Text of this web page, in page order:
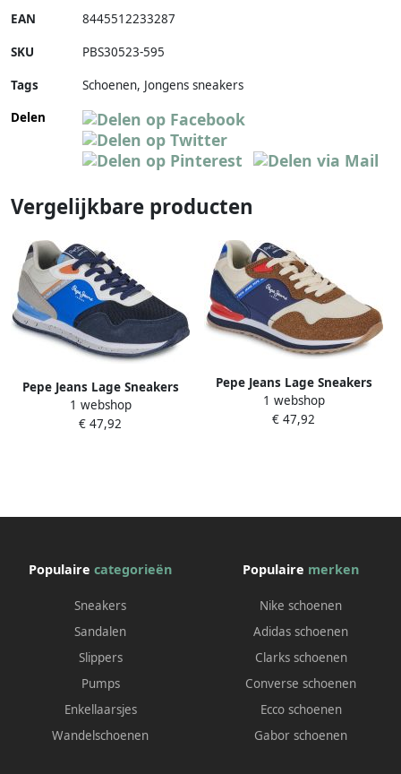
EAN 8445512233287
SKU PBS30523-595
Tags
Schoenen, Jongens sneakers
Delen
Vergelijkbare producten
Pepe Jeans Lage Sneakers
LONDON SOUTH B
1 webshop
€ 47,92
Pepe Jeans Lage Sneakers
LONDON SIGHT B
1 webshop
€ 47,92
Populaire categorieën
Sneakers
Sandalen
Slippers
Pumps
Enkellaarsjes
Wandelschoenen
Populaire merken
Nike schoenen
Adidas schoenen
Clarks schoenen
Converse schoenen
Ecco schoenen
Gabor schoenen